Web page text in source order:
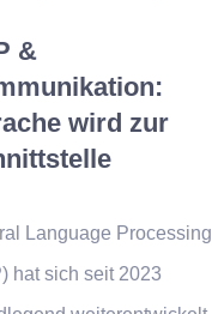
&
wird zur
Language Processing
hat sich seit 2023